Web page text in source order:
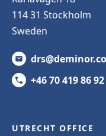
114 31 Stockholm
Sweden
+46 70 419 86 92
UTRECHT OFFICE